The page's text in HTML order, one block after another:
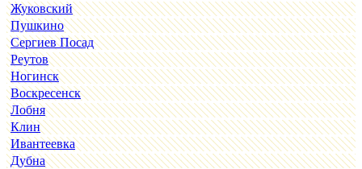
Жуковский
Пушкино
Сергиев Посад
Реутов
Ногинск
Воскресенск
Лобня
Клин
Ивантеевка
Дубна